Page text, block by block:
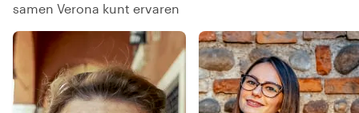
samen Verona kunt ervaren